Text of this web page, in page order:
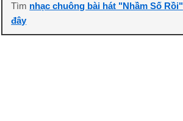
Tìm nhạc chuông bài hát "Nhầm Số Rồi"
đây